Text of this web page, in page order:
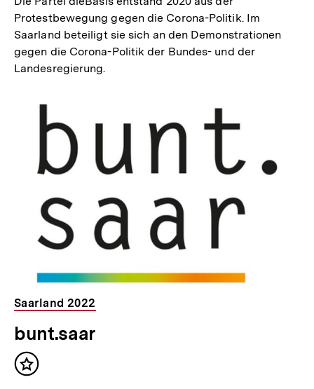
Protestbewegung gegen die Corona-Politik. Im
Saarland beteiligt sie sich an den Demonstrationen
gegen die Corona-Politik der Bundes- und der
Landesregierung.
Saarland 2022
bunt.saar
Inhalt